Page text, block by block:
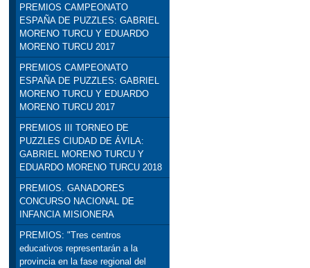
PREMIOS CAMPEONATO
ESPAÑA DE PUZZLES: GABRIEL
MORENO TURCU Y EDUARDO
MORENO TURCU 2017
PREMIOS CAMPEONATO
ESPAÑA DE PUZZLES: GABRIEL
MORENO TURCU Y EDUARDO
MORENO TURCU 2017
PREMIOS III TORNEO DE
PUZZLES CIUDAD DE ÁVILA:
GABRIEL MORENO TURCU Y
EDUARDO MORENO TURCU 2018
PREMIOS. GANADORES
CONCURSO NACIONAL DE
INFANCIA MISIONERA
PREMIOS: "Tres centros
educativos representarán a la
provincia en la fase regional del